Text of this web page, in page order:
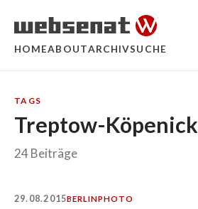
HOMEABOUTARCHIVSUCHE
TAGS
Treptow-Köpenick
24 Beiträge
29.08.2015BERLINPHOTO